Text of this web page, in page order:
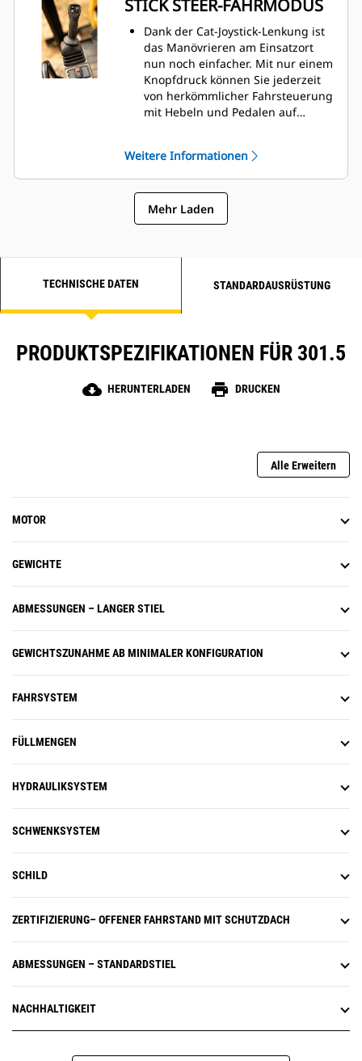
STICK STEER-FAHRMODUS
Dank der Cat-Joystick-Lenkung ist
das Manövrieren am Einsatzort
nun noch einfacher. Mit nur einem
Knopfdruck können Sie jederzeit
von herkömmlicher Fahrsteuerung
mit Hebeln und Pedalen auf
Aufwandes und der verbesserten
Steuerung nun in Ihrer Hand!
Weitere Informationen
Mehr Laden
TECHNISCHE DATEN STANDARDAUSRÜSTUNG
PRODUKTSPEZIFIKATIONEN FÜR 301.5
cloud_download HERUNTERLADEN print DRUCKEN
Alle Erweitern
MOTOR
GEWICHTE
ABMESSUNGEN – LANGER STIEL
GEWICHTSZUNAHME AB MINIMALER KONFIGURATION
FAHRSYSTEM
FÜLLMENGEN
HYDRAULIKSYSTEM
SCHWENKSYSTEM
SCHILD
ZERTIFIZIERUNG– OFFENER FAHRSTAND MIT SCHUTZDACH
ABMESSUNGEN – STANDARDSTIEL
NACHHALTIGKEIT